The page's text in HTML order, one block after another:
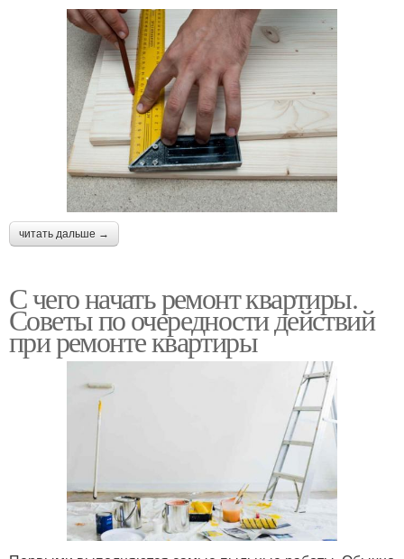
читать дальше →
С чего начать ремонт квартиры.
Советы по очередности действий
при ремонте квартиры